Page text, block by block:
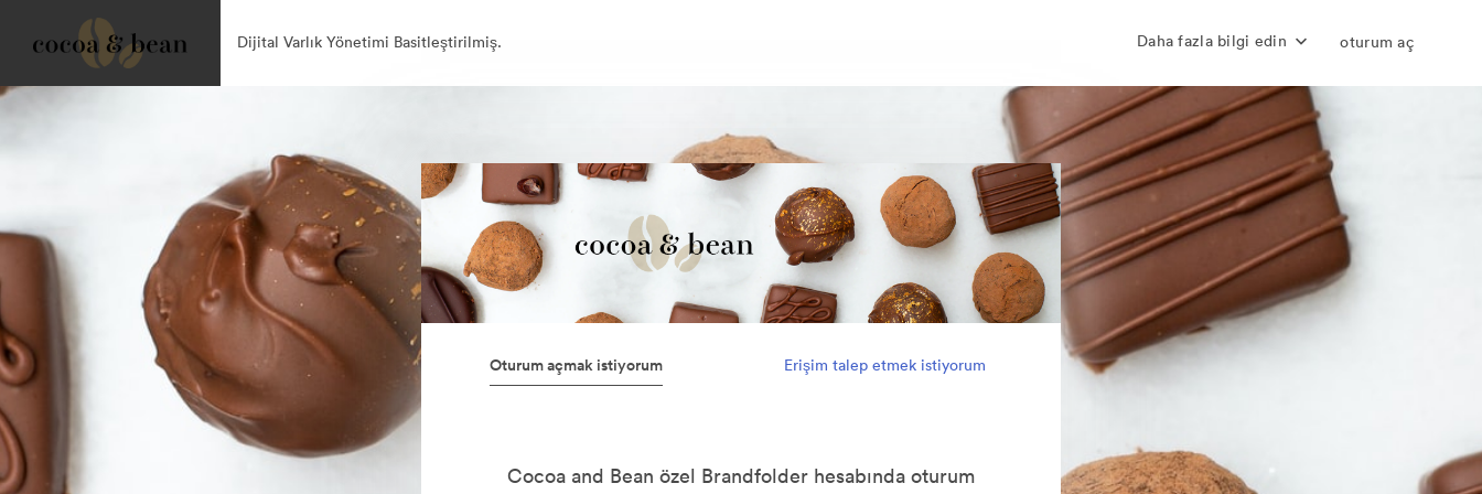
Dijital Varlık Yönetimi Basitleştirilmiş. Daha fazla bilgi edin oturum aç
Oturum açmak istiyorum Erişim talep etmek istiyorum
Cocoa and Bean özel Brandfolder hesabında oturum